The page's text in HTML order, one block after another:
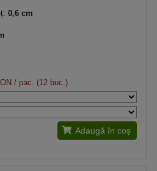
0,6 cm
/ pac. (12 buc.)
Adaugă în coș